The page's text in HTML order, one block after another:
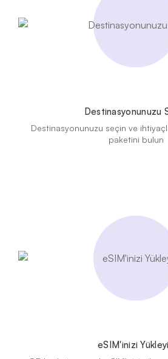
Destinasyonunuzu
Destinasyonunuzu seçin ve
paketini bulun
eSIM'inizi